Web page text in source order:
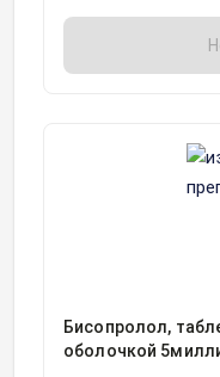
Бисопролол,
оболочкой